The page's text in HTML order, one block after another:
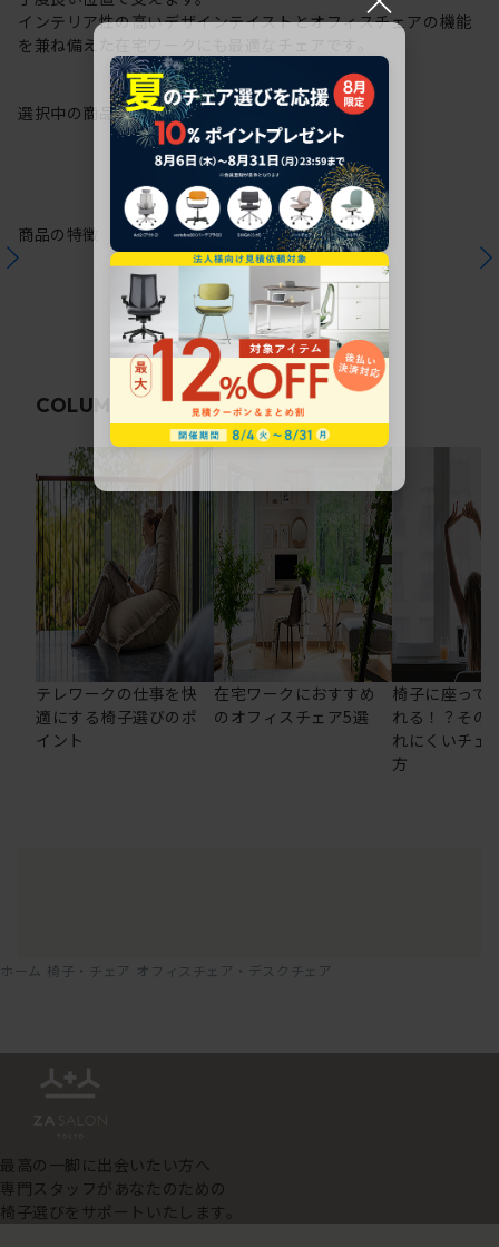
インテリア性の高いデザインテイストとオフィスチェアの機能
を兼ね備えた在宅ワークにも最適なチェアです。
選択中の商品情報保証注意事項
商品の特徴
COLUMN 関連コラム
テレワークの仕事を快
適にする椅子選びのポ
イント
在宅ワークにおすすめ
のオフィスチェア5選
椅子に座って
れる！？その
れにくいチェ
方
ホーム 椅子・チェア オフィスチェア・デスクチェア
最高の一脚に出会いたい方へ
専門スタッフがあなたのための
椅子選びをサポートいたします。